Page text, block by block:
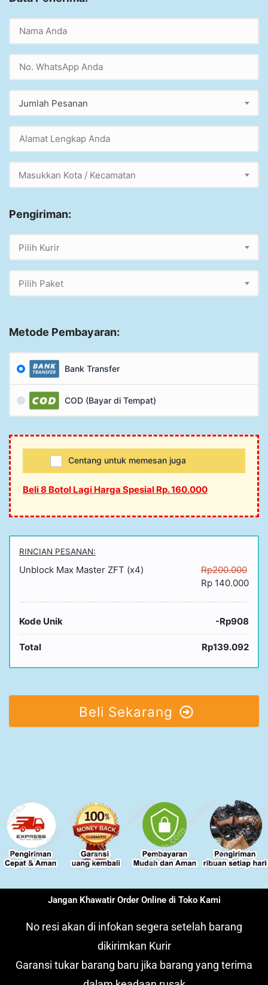
Jumlah Pesanan
Masukkan Kota / Kecamatan
Pengiriman:
Pilih Kurir
Pilih Paket
Metode Pembayaran:
Bank Transfer
COD (Bayar di Tempat)
Centang untuk memesan juga
Beli 8 Botol Lagi Harga Spesial Rp. 160.000
RINCIAN PESANAN:
Unblock Max Master ZFT (x4)
Rp200.000
Rp 140.000
Kode Unik -Rp908
Total Rp139.092
Beli Sekarang
Jangan Khawatir Order Online di Toko Kami
No resi akan di infokan segera setelah barang
dikirimkan Kurir
Garansi tukar barang baru jika barang yang terima